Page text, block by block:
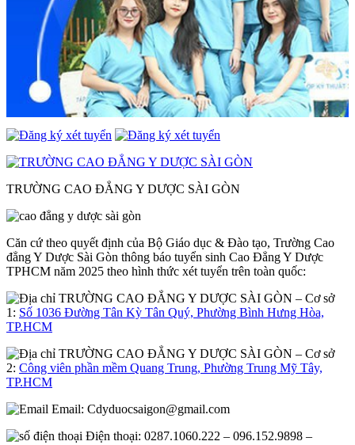
TRƯỜNG CAO ĐẲNG Y DƯỢC SÀI GÒN
Căn cứ theo quyết định của Bộ Giáo dục & Đào tạo, Trường Cao
đẳng Y Dược Sài Gòn thông báo tuyển sinh Cao Đẳng Y Dược
TPHCM năm 2025 theo hình thức xét tuyển trên toàn quốc:
– Cơ sở
1: Số 1036 Đường Tân Kỳ Tân Quý, Phường Bình Hưng Hòa,
TP.HCM
– Cơ sở
2: Công viên phần mềm Quang Trung, Phường Trung Mỹ Tây,
TP.HCM
Email: Cdyduocsaigon@gmail.com
Điện thoại: 0287.1060.222 – 096.152.9898 –